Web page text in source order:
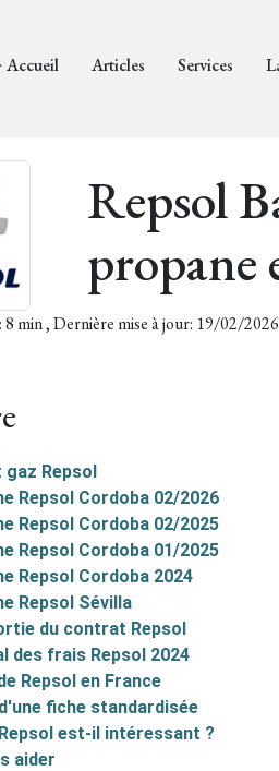
Accueil Articles Services
Repsol
propane
min , Dernière mise à jour: 19/02/2026
Repsol
Repsol Cordoba 02/2026
Repsol Cordoba 02/2025
Repsol Cordoba 01/2025
Repsol Cordoba 2024
Repsol Sévilla
du contrat Repsol
des frais Repsol 2024
Repsol en France
fiche standardisée
est-il intéressant ?
aider